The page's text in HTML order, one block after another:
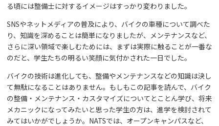
る頃には整備士に対するイメージはすっかり変わりました。
SNSやネットメディアの普及により、バイクの車種について調べた
り、知識を深めることは簡単になりましたが、メンテナンスなど、
さらに深い領域で楽しむためには、まずは実際に触ることが一番な
のだと、学生たちの明るい笑顔に気付かされた一日でした。
バイクの技術は進化しても、整備やメンテナンスなどの知識は決し
て無駄になることはありません。もしもこの記事を読んで、バイク
の整備・メンテナンス・カスタマイズについてとことん学び、将来
メカニックになってみたいと思った学生の方は、進学を検討されて
みてはいかがでしょうか。NATSでは、オープンキャンパスなど、